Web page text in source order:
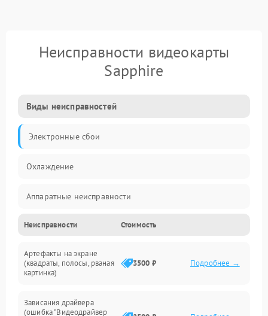
Неисправности видеокарты
Sapphire
Виды неисправностей
Электронные сбои
Охлаждение
Аппаратные неисправности
Перегрев и термопроблемы
Видео
Неисправности Стоимость
Артефакты на экране
(квадраты, полосы, рваная
картинка)
3500 ₽ Подробнее →
Зависания драйвера
(ошибка “Видеодрайвер